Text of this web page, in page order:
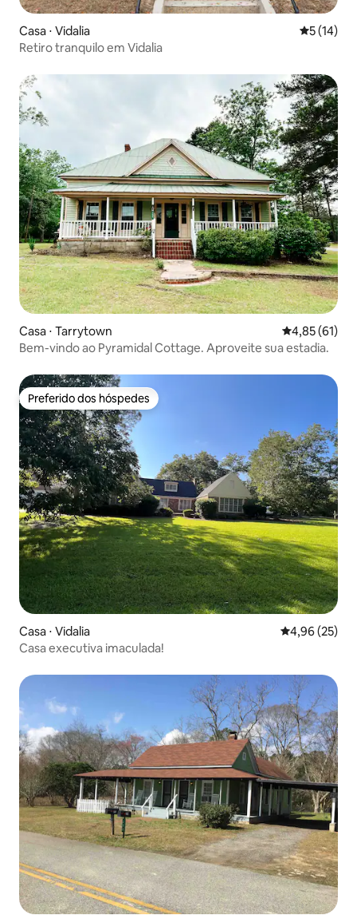
Casa ⋅ Vidalia 5 de uma
5 (14)
Retiro tranquilo em Vidalia
Casa ⋅ Tarrytown 4,85 de uma
4,85 (61)
Bem-vindo ao Pyramidal Cottage. Aproveite sua estadia.
Preferido dos hóspedes
Preferido dos hóspedes
Casa ⋅ Vidalia 4,96 de uma
4,96 (25)
Casa executiva imaculada!